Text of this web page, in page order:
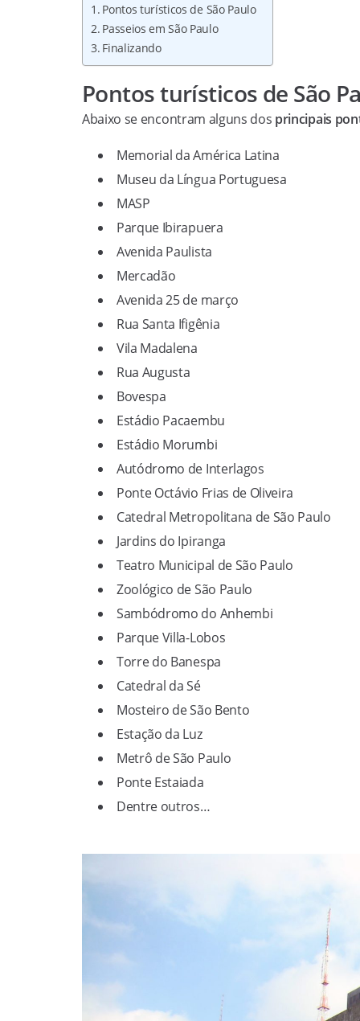
Pontos turísticos de São Paulo
Passeios em São Paulo
Finalizando
Pontos turísticos de São
Abaixo se encontram alguns dos principais
Memorial da América Latina
Museu da Língua Portuguesa
MASP
Parque Ibirapuera
Avenida Paulista
Mercadão
Avenida 25 de março
Rua Santa Ifigênia
Vila Madalena
Rua Augusta
Bovespa
Estádio Pacaembu
Estádio Morumbi
Autódromo de Interlagos
Ponte Octávio Frias de Oliveira
Catedral Metropolitana de São Paulo
Jardins do Ipiranga
Teatro Municipal de São Paulo
Zoológico de São Paulo
Sambódromo do Anhembi
Parque Villa-Lobos
Torre do Banespa
Catedral da Sé
Mosteiro de São Bento
Estação da Luz
Metrô de São Paulo
Ponte Estaiada
Dentre outros…